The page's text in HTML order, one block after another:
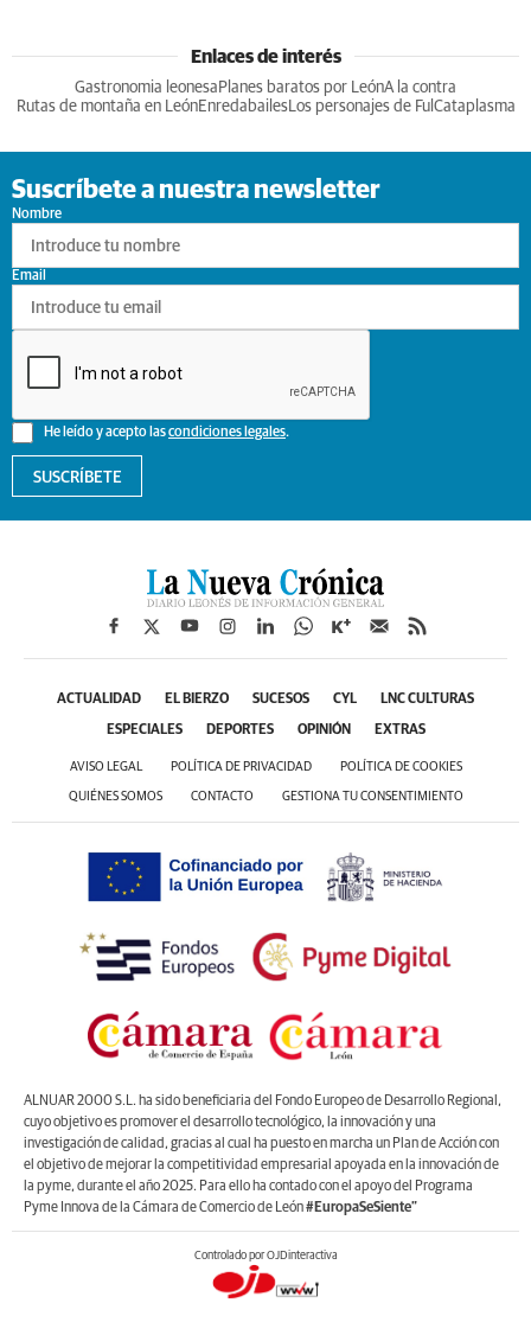
Enlaces de interés
Gastronomia leonesa Planes baratos por LeónA la contra
Rutas de montaña en LeónEnredabailesLos personajes de Ful Cataplasma
Suscríbete a nuestra newsletter
Nombre
He leído y acepto lascondiciones legales.
Email
SUSCRÍBETE
ACTUALIDAD EL BIERZO SUCESOS CYL LNC CULTURAS
ESPECIALES DEPORTES OPINIÓN EXTRAS
AVISO LEGAL POLÍTICA DE PRIVACIDAD POLÍTICA DE COOKIES
QUIÉNES SOMOS CONTACTO GESTIONA TU CONSENTIMIENTO
ALNUAR 2000 S.L. ha sido beneficiaria del Fondo Europeo de Desarrollo Regional,
cuyo objetivo es promover el desarrollo tecnológico, la innovación y una
investigación de calidad, gracias al cual ha puesto en marcha un Plan de Acción con
el objetivo de mejorar la competitividad empresarial apoyada en la innovación de
la pyme, durante el año 2025. Para ello ha contado con el apoyo del Programa
Pyme Innova de la Cámara de Comercio de León#EuropaSeSiente”
Controlado por OJDinteractiva